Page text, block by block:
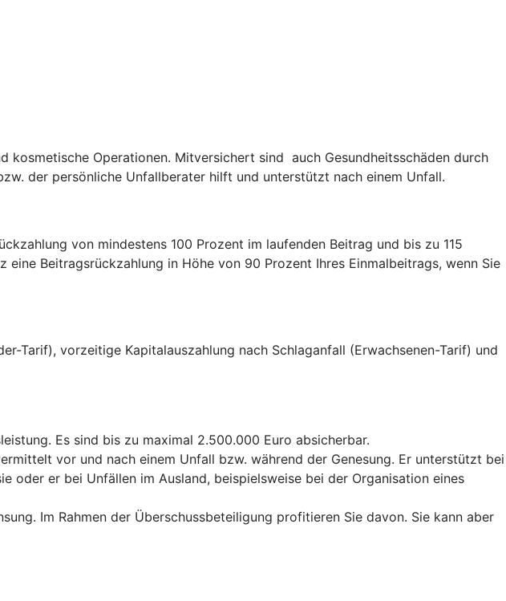
kosmetische Operationen. Mitversichert sind auch Gesundheitsschäden durch
der persönliche Unfallberater hilft und unterstützt nach einem Unfall.
von mindestens 100 Prozent im laufenden Beitrag und bis zu 115
Beitragsrückzahlung in Höhe von 90 Prozent Ihres Einmalbeitrags, wenn Sie
Tarif), vorzeitige Kapitalauszahlung nach Schlaganfall (Erwachsenen-Tarif) und
Es sind bis zu maximal 2.500.000 Euro absicherbar.
vor und nach einem Unfall bzw. während der Genesung. Er unterstützt bei
oder er bei Unfällen im Ausland, beispielsweise bei der Organisation eines
Im Rahmen der Überschussbeteiligung profitieren Sie davon. Sie kann aber